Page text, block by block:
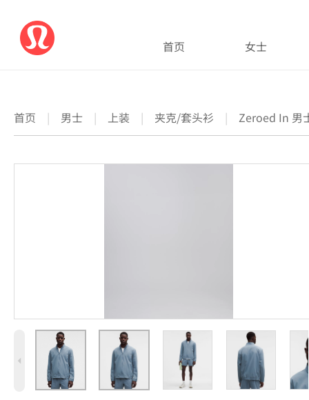
首页 女士
首页 | 男士 | 上装 | 夹克/套头衫 | Zeroed In 男
4